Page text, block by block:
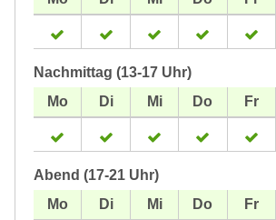
Nachmittag (13-17 Uhr)
Abend (17-21 Uhr)